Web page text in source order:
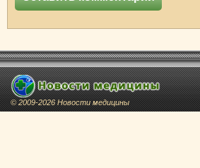
© 2009-2026 Новости медицины